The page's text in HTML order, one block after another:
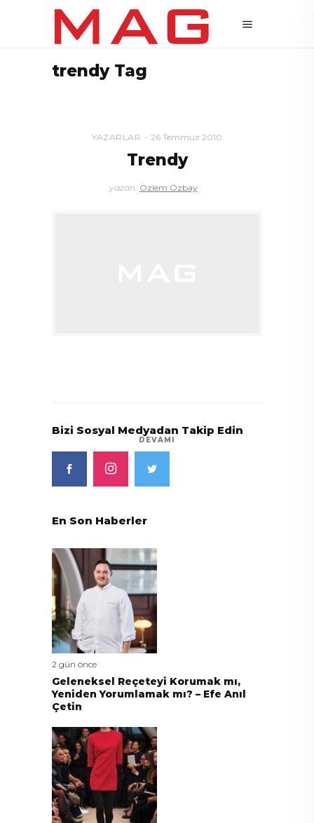
trendy Tag
YAZARLAR 26 Temmuz 2010
Trendy
yazan: Özlem Özbay
DEVAMI
Bizi Sosyal Medyadan Takip Edin
En Son Haberler
2 gün önce
Geleneksel Reçeteyi Korumak mı,
Yeniden Yorumlamak mı? – Efe Anıl
Çetin